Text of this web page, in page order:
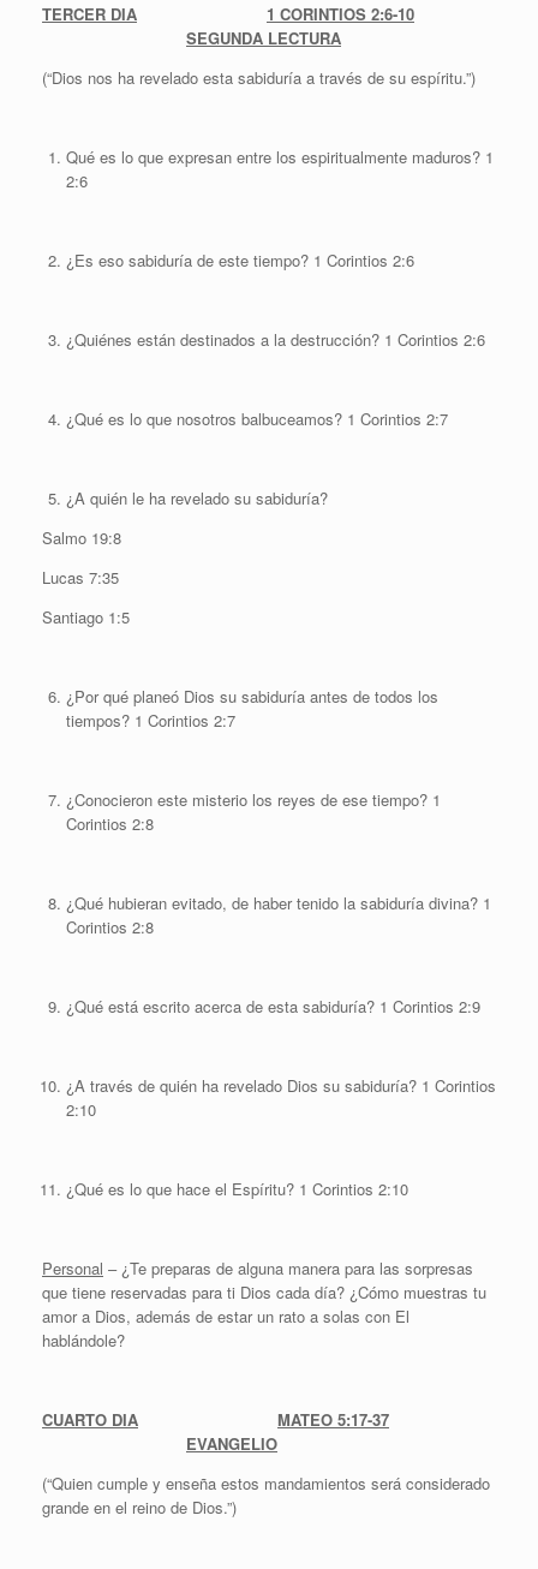
TERCER DIA
1 CORINTIOS 2:6-10
SEGUNDA LECTURA
(“Dios nos ha revelado esta sabiduría a través de su espíritu.”)
Qué es lo que expresan entre los espiritualmente maduros? 1
2:6
¿Es eso sabiduría de este tiempo? 1 Corintios 2:6
¿Quiénes están destinados a la destrucción? 1 Corintios 2:6
¿Qué es lo que nosotros balbuceamos? 1 Corintios 2:7
¿A quién le ha revelado su sabiduría?
Salmo 19:8
Lucas 7:35
Santiago 1:5
¿Por qué planeó Dios su sabiduría antes de todos los
tiempos? 1 Corintios 2:7
¿Conocieron este misterio los reyes de ese tiempo? 1
Corintios 2:8
¿Qué hubieran evitado, de haber tenido la sabiduría divina? 1
Corintios 2:8
¿Qué está escrito acerca de esta sabiduría? 1 Corintios 2:9
¿A través de quién ha revelado Dios su sabiduría? 1 Corintios
2:10
¿Qué es lo que hace el Espíritu? 1 Corintios 2:10
Personal – ¿Te preparas de alguna manera para las sorpresas
que tiene reservadas para ti Dios cada día? ¿Cómo muestras tu
amor a Dios, además de estar un rato a solas con El
hablándole?
CUARTO DIA
MATEO 5:17-37
EVANGELIO
(“Quien cumple y enseña estos mandamientos será considerado
grande en el reino de Dios.”)